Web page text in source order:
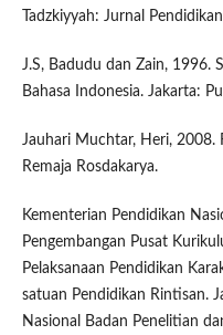
Tadzkiyyah: Jurnal
J.S, Badudu dan Zain, 1996.
Bahasa Indonesia. Jakarta:
Jauhari Muchtar, Heri, 2008.
Remaja Rosdakarya.
Kementerian Pendidikan
Pengembangan Pusat
Pelaksanaan Pendidikan
satuan Pendidikan Rintisan.
Nasional Badan Penelitian